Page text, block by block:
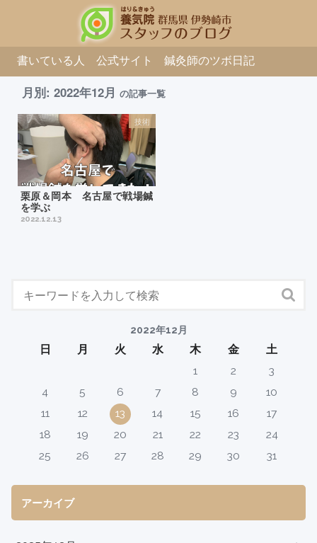
書いている人 公式サイト 鍼灸師のツボ日記
月別: 2022年12月 の記事一覧
栗原＆岡本 名古屋で戦場鍼
を学ぶ
2022.12.13
技術
2022年12月
日 月 火 水 木 金
土
1
2
3
4
5 6 7 8 9
10
11
12 13 14 15 16
17
18
19 20 21 22 23
24
25
26 27 28 29 30 31
アーカイブ